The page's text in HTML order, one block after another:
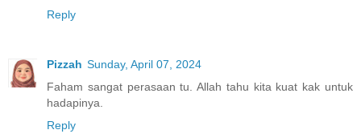
Reply
Pizzah Sunday, April 07, 2024
Faham sangat perasaan tu. Allah tahu kita kuat kak untuk
hadapinya.
Reply